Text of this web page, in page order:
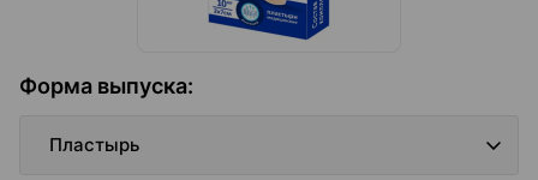
Форма выпуска:
Пластырь